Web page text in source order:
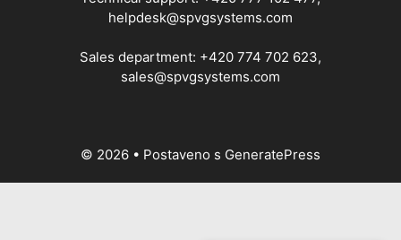
helpdesk@spvgsystems.com
Sales department: +420 774 702 623,
sales@spvgsystems.com
© 2026 • Postaveno s GeneratePress